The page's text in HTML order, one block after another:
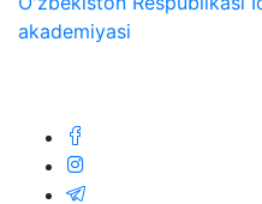
akademiyasi